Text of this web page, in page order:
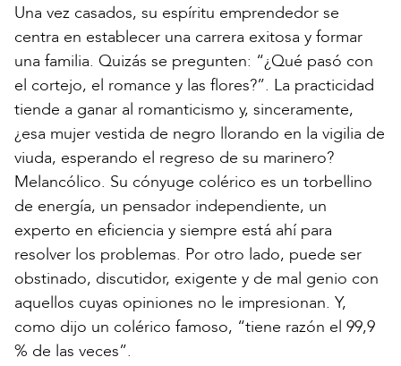
Una vez casados, su espíritu emprendedor se
centra en establecer una carrera exitosa y formar
una familia. Quizás se pregunten: “¿Qué pasó con
el cortejo, el romance y las flores?”. La practicidad
tiende a ganar al romanticismo y, sinceramente,
¿esa mujer vestida de negro llorando en la vigilia de
viuda, esperando el regreso de su marinero?
Melancólico. Su cónyuge colérico es un torbellino
de energía, un pensador independiente, un
experto en eficiencia y siempre está ahí para
resolver los problemas. Por otro lado, puede ser
obstinado, discutidor, exigente y de mal genio con
aquellos cuyas opiniones no le impresionan. Y,
como dijo un colérico famoso, “tiene razón el 99,9
% de las veces”.